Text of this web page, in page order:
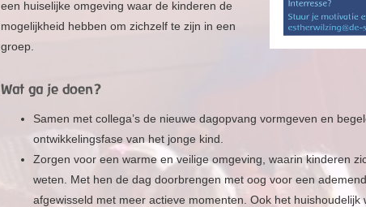
een huiselijke omgeving waar de kinderen de
mogelijkheid hebben om zichzelf te zijn in een
groep.
Wat ga je doen?
Samen met collega’s de nieuwe dagopvang vormgeven en
ontwikkelingsfase van het jonge kind.
Zorgen voor een warme en veilige omgeving, waarin kinderen
weten. Met hen de dag doorbrengen met oog voor een
afgewisseld met meer actieve momenten. Ook het huishoudelijk